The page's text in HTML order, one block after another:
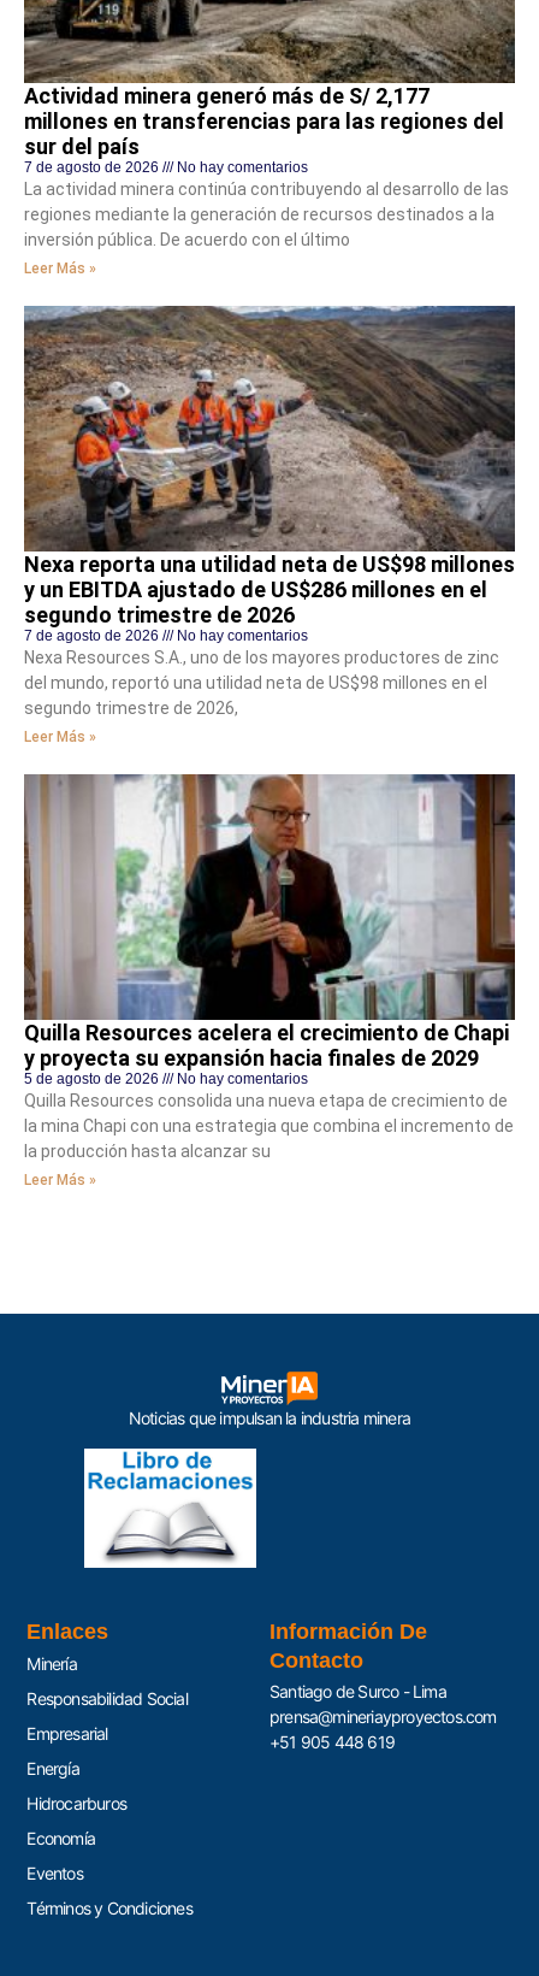
Actividad minera generó más de S/ 2,177
millones en transferencias para las regiones del
sur del país
7 de agosto de 2026 No hay comentarios
La actividad minera continúa contribuyendo al desarrollo de las
regiones mediante la generación de recursos destinados a la
inversión pública. De acuerdo con el último
Leer Más »
Nexa reporta una utilidad neta de US$98 millones
y un EBITDA ajustado de US$286 millones en el
segundo trimestre de 2026
7 de agosto de 2026 No hay comentarios
Nexa Resources S.A., uno de los mayores productores de zinc
del mundo, reportó una utilidad neta de US$98 millones en el
segundo trimestre de 2026,
Leer Más »
Quilla Resources acelera el crecimiento de Chapi
y proyecta su expansión hacia finales de 2029
5 de agosto de 2026 No hay comentarios
Quilla Resources consolida una nueva etapa de crecimiento de
la mina Chapi con una estrategia que combina el incremento de
la producción hasta alcanzar su
Leer Más »
Noticias que impulsan la industria minera
Enlaces
Minería
Responsabilidad Social
Empresarial
Energía
Hidrocarburos
Economía
Eventos
Términos y Condiciones
Información De
Contacto
Santiago de Surco - Lima
prensa@mineriayproyectos.com
+51 905 448 619